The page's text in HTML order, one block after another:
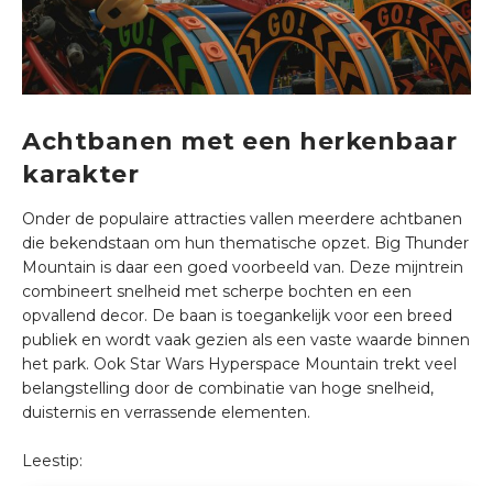
Achtbanen met een herkenbaar
karakter
Onder de populaire attracties vallen meerdere achtbanen
die bekendstaan om hun thematische opzet. Big Thunder
Mountain is daar een goed voorbeeld van. Deze mijntrein
combineert snelheid met scherpe bochten en een
opvallend decor. De baan is toegankelijk voor een breed
publiek en wordt vaak gezien als een vaste waarde binnen
het park. Ook Star Wars Hyperspace Mountain trekt veel
belangstelling door de combinatie van hoge snelheid,
duisternis en verrassende elementen.
Leestip: